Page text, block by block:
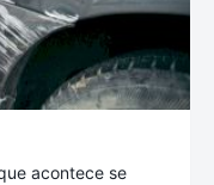
acontece se